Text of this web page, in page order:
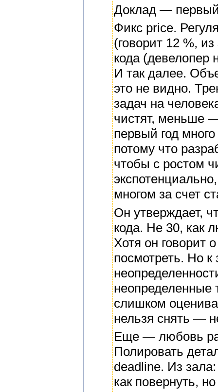
Доклад —
Фикс price.
(говорит 12 %,
кода (девелопер
И так далее.
это не видно.
задач на
чистят, меньше
первый год
потому что
чтобы с ростом
многом за счет
Он утверждает,
кода. Не 30, как
Хотя он говорит
посмотреть. Но к
неопределенные
слишком
нельзя снять —
Еще — любовь
Полировать
deadline. Из
как повернуть,